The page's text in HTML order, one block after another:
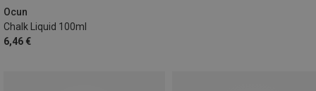
Ocun
Chalk Liquid 100ml
6,46 €